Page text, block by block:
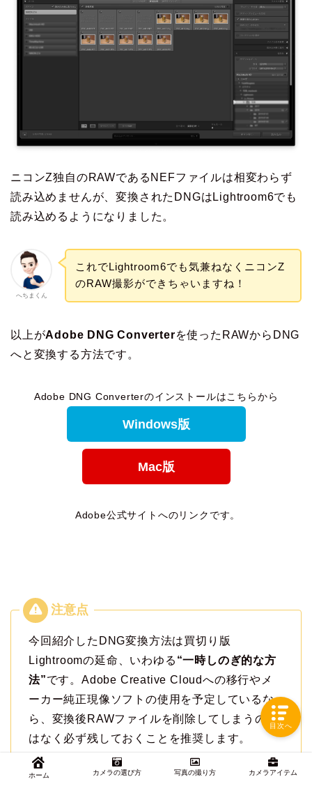
ニコンZ独自のRAWであるNEFファイルは相変わらず
読み込めませんが、変換されたDNGはLightroom6でも
読み込めるようになりました。
へちまくん
これでLightroom6でも気兼ねなくニコンZ
のRAW撮影ができちゃいますね！
以上がAdobe DNG Converterを使ったRAWからDNG
へと変換する方法です。
Adobe DNG Converterのインストールはこちらから
Windows版
Mac版
Adobe公式サイトへのリンクです。
今回紹介したDNG変換方法は買切り版
Lightroomの延命、いわゆる “一時しのぎ的な方
法”です。Adobe Creative Cloudへの移行やメ
ーカー純正現像ソフトの使用を予定しているな
ら、変換後RAWファイルを削除してしまうので
はなく必ず残しておくことを推奨します。
ホーム カメラの選び方 写真の撮り方 カメラアイテム
目次へ